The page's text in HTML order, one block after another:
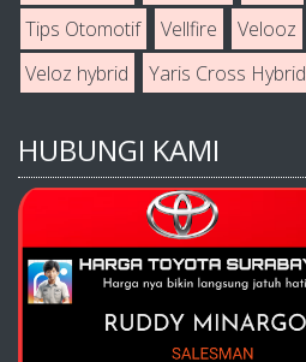
Tips Otomotif
Vellfire Velooz
Veloz hybrid
Yaris Cross Hybrid
HUBUNGI KAMI